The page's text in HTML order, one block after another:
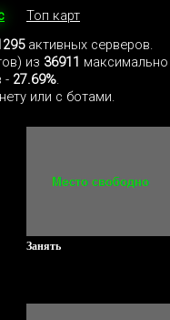
Топ карт
активных серверов.
из 36911
- 27.69%.
или с ботами.
Занять